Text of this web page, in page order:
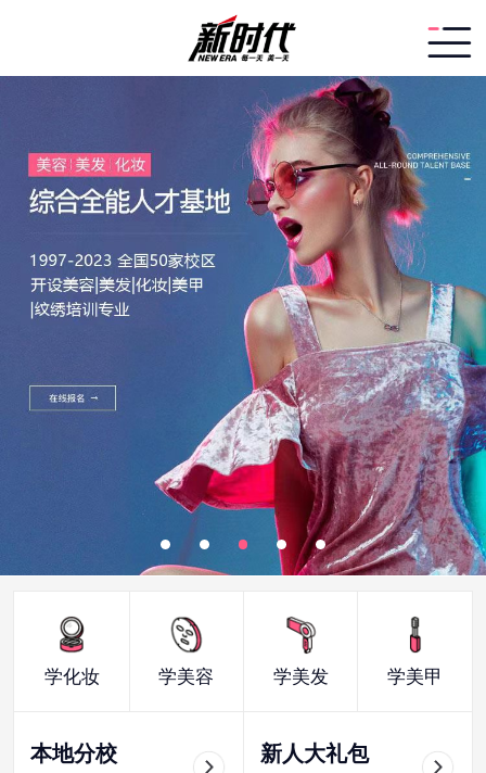
学化妆 学美容 学美发 学美甲
本地分校 新人大礼包